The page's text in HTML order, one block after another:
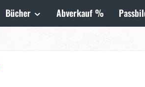
Bücher Abverkauf %